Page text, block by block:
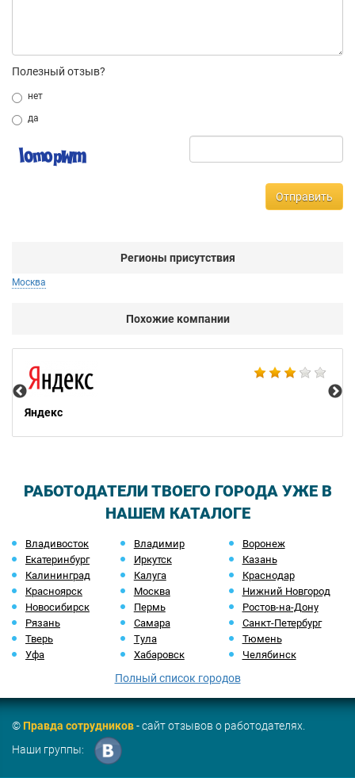
Полезный отзыв?
нет
да
Отправить
Регионы присутствия
Москва
Похожие компании
Яндекс
РАБОТОДАТЕЛИ ТВОЕГО ГОРОДА УЖЕ В
НАШЕМ КАТАЛОГЕ
Владивосток Владимир
Воронеж
Екатеринбург
Иркутск
Казань
Калининград
Калуга
Краснодар
Красноярск
Москва
Нижний Новгород
Новосибирск
Пермь
Ростов-на-Дону
Рязань
Самара
Санкт-Петербург
Тверь
Тула
Тюмень
Уфа
Хабаровск Челябинск
Полный список городов
©Правда сотрудников- сайт отзывов о работодателях.
Наши группы: